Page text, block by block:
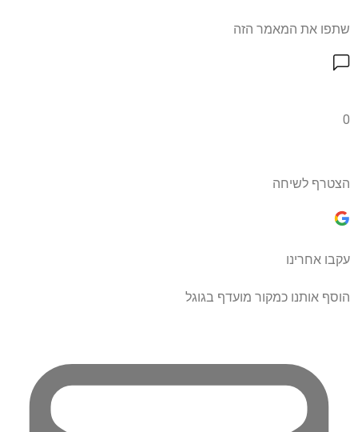
שתפו את המאמר הזה
0
הצטרף לשיחה
עקבו אחרינו
הוסף אותנו כמקור מועדף בגוגל